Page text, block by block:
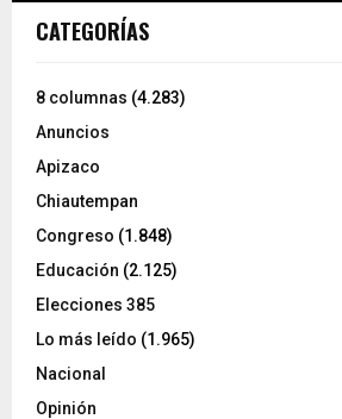
CATEGORÍAS
8 columnas (4.283)
Anuncios
Apizaco
Chiautempan
Congreso (1.848)
Educación (2.125)
Elecciones 385
Lo más leído (1.965)
Nacional
Opinión